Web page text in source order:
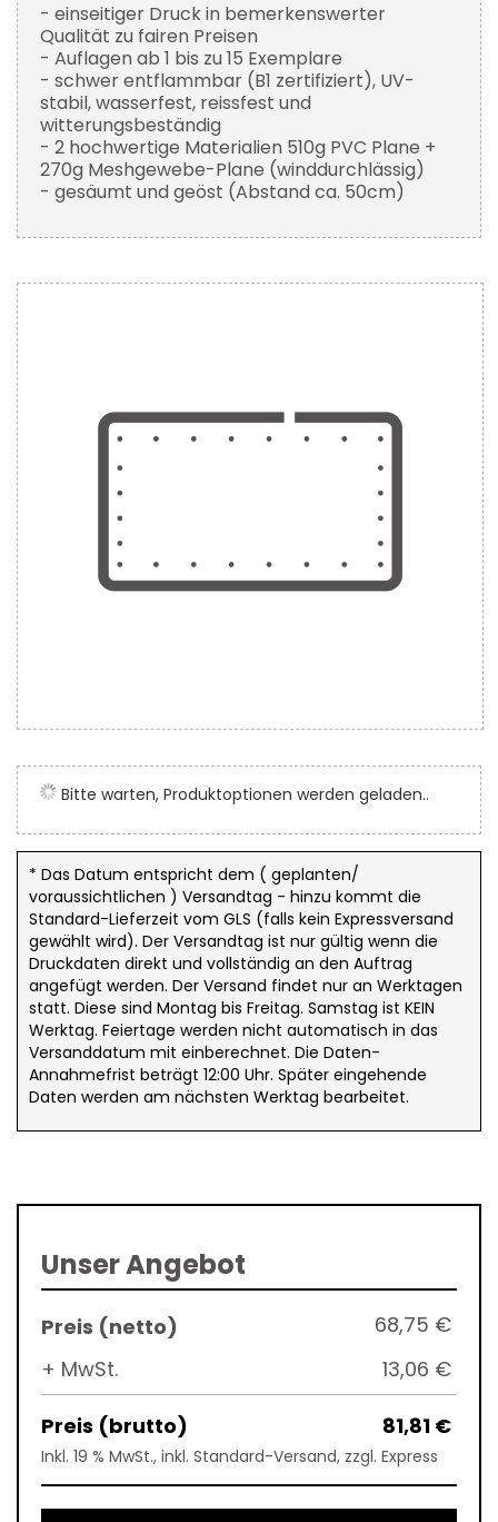
- einseitiger Druck in bemerkenswerter
Qualität zu fairen Preisen
- Auflagen ab 1 bis zu 15 Exemplare
- schwer entflammbar (B1 zertifiziert), UV-
stabil, wasserfest, reissfest und
witterungsbeständig
- 2 hochwertige Materialien 510g PVC Plane +
270g Meshgewebe-Plane (winddurchlässig)
- gesäumt und geöst (Abstand ca. 50cm)
Zum
Ende
der
Bildergalerie
springen
Anfang
der
Bildergalerie
springen
Unser Angebot
68,75 €
+ MwSt.
13,06 €
81,81 €
Inkl. 19 % MwSt., inkl. Standard-Versand, zzgl. Express
Bitte warten, Produktoptionen werden geladen..
* Das Datum entspricht dem ( geplanten/
voraussichtlichen ) Versandtag - hinzu kommt die
Standard-Lieferzeit vom GLS (falls kein Expressversand
gewählt wird). Der Versandtag ist nur gültig wenn die
Druckdaten direkt und vollständig an den Auftrag
angefügt werden. Der Versand findet nur an Werktagen
statt. Diese sind Montag bis Freitag. Samstag ist KEIN
Werktag. Feiertage werden nicht automatisch in das
Versanddatum mit einberechnet. Die Daten-
Annahmefrist beträgt 12:00 Uhr. Später eingehende
Daten werden am nächsten Werktag bearbeitet.